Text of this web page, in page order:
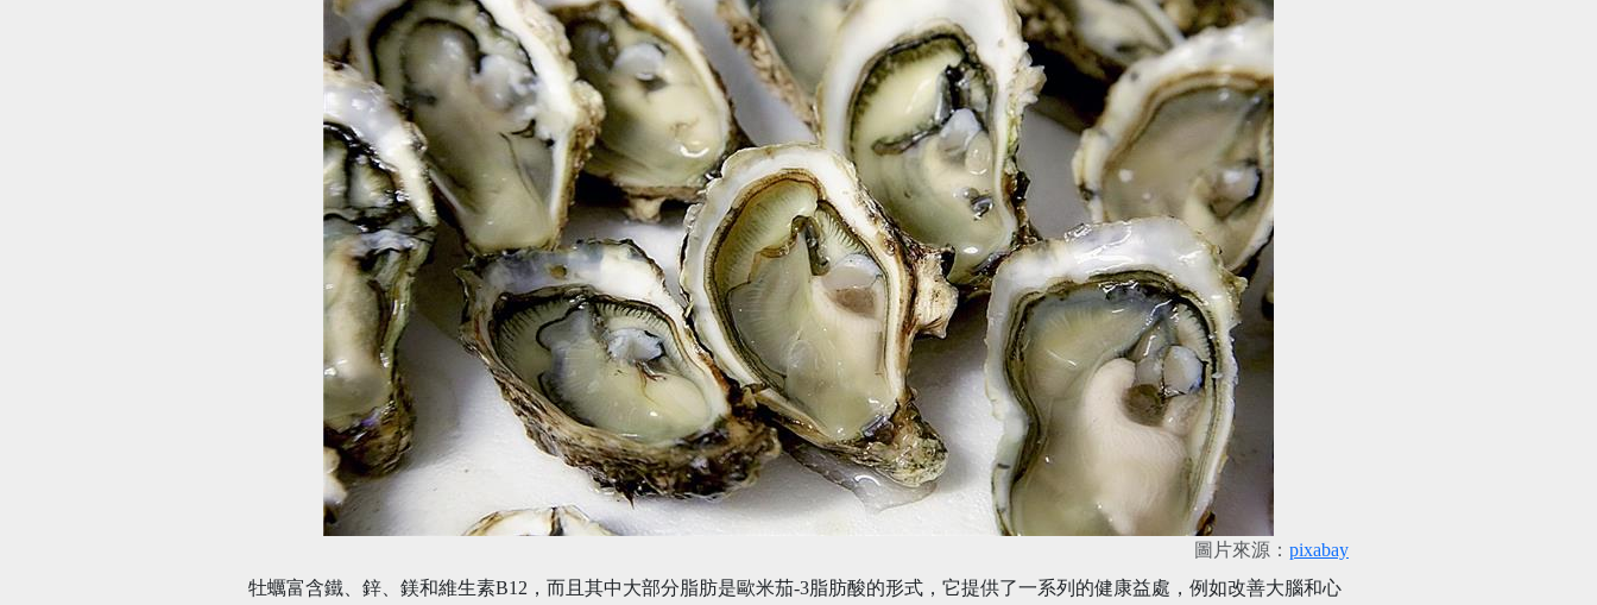
圖片來源： pixabay
牡蠣富含鐵、鋅、鎂和維生素B12，而且其中大部分脂肪是歐米茄-3脂肪酸的形式，它提供了一系列的健康益處，例如改善大腦和心